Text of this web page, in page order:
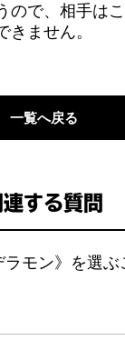
ので、相手は
きません。
一覧へ戻る
連する質問
モン》を選ぶ